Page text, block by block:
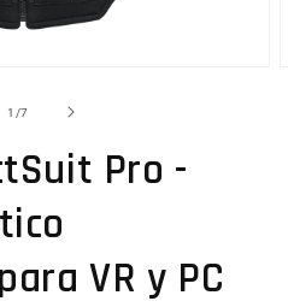
1 /de
7
Pro -
VR y PC